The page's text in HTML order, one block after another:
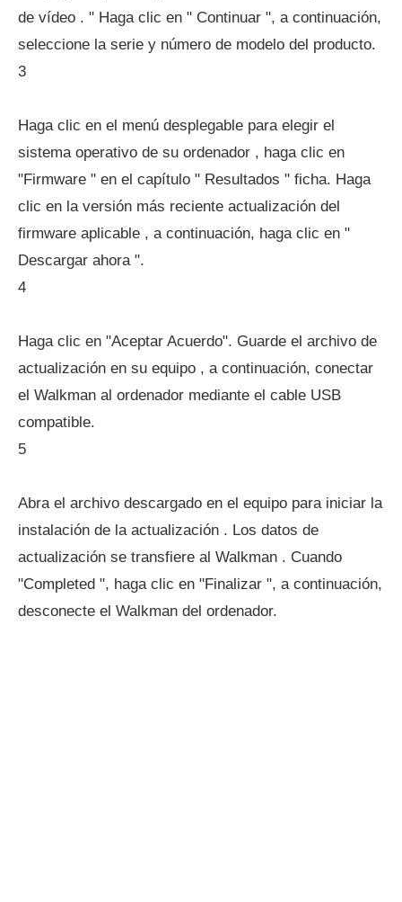
de vídeo . " Haga clic en " Continuar ", a continuación,
seleccione la serie y número de modelo del producto.
3
Haga clic en el menú desplegable para elegir el
sistema operativo de su ordenador , haga clic en
"Firmware " en el capítulo " Resultados " ficha. Haga
clic en la versión más reciente actualización del
firmware aplicable , a continuación, haga clic en "
Descargar ahora ".
4
Haga clic en "Aceptar Acuerdo". Guarde el archivo de
actualización en su equipo , a continuación, conectar
el Walkman al ordenador mediante el cable USB
compatible.
5
Abra el archivo descargado en el equipo para iniciar la
instalación de la actualización . Los datos de
actualización se transfiere al Walkman . Cuando
"Completed ", haga clic en "Finalizar ", a continuación,
desconecte el Walkman del ordenador.